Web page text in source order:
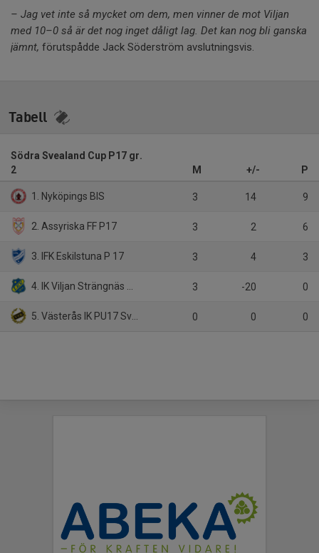
– Jag vet inte så mycket om dem, men vinner de mot Viljan
med 10–0 så är det nog inget dåligt lag. Det kan nog bli ganska
jämnt, förutspådde Jack Söderström avslutningsvis.
Tabell
Södra Svealand Cup P17 gr.
2
M +/- P
1. Nyköpings BIS 3 14 9
2. Assyriska FF P17 3 2 6
3. IFK Eskilstuna P 17 3 4 3
4. IK Viljan Strängnäs P16 3 -20 0
5. Västerås IK PU17 Svart 0 0 0